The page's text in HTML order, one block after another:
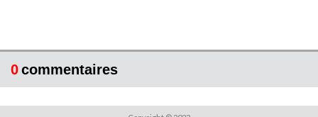
0commentaires